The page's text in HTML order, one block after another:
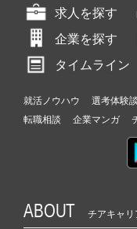
求人を探す
企業を探す
タイムライン
就活ノウハウ 選考体験談
転職相談
企業マンガ
ABOUT チアキャリ